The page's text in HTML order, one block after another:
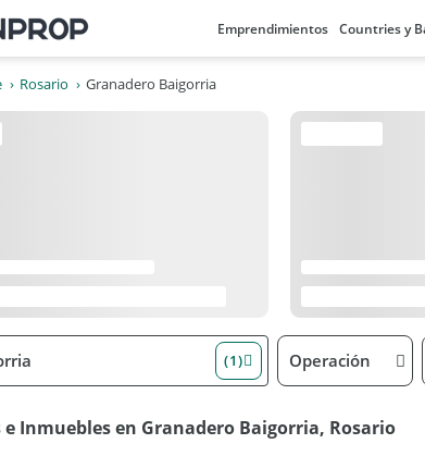
Emprendimientos Countries y
Rosario Granadero Baigorria
(1) Operación
e Inmuebles en Granadero Baigorria, Rosario